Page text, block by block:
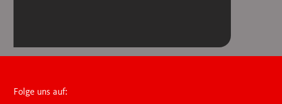
Folge uns auf: